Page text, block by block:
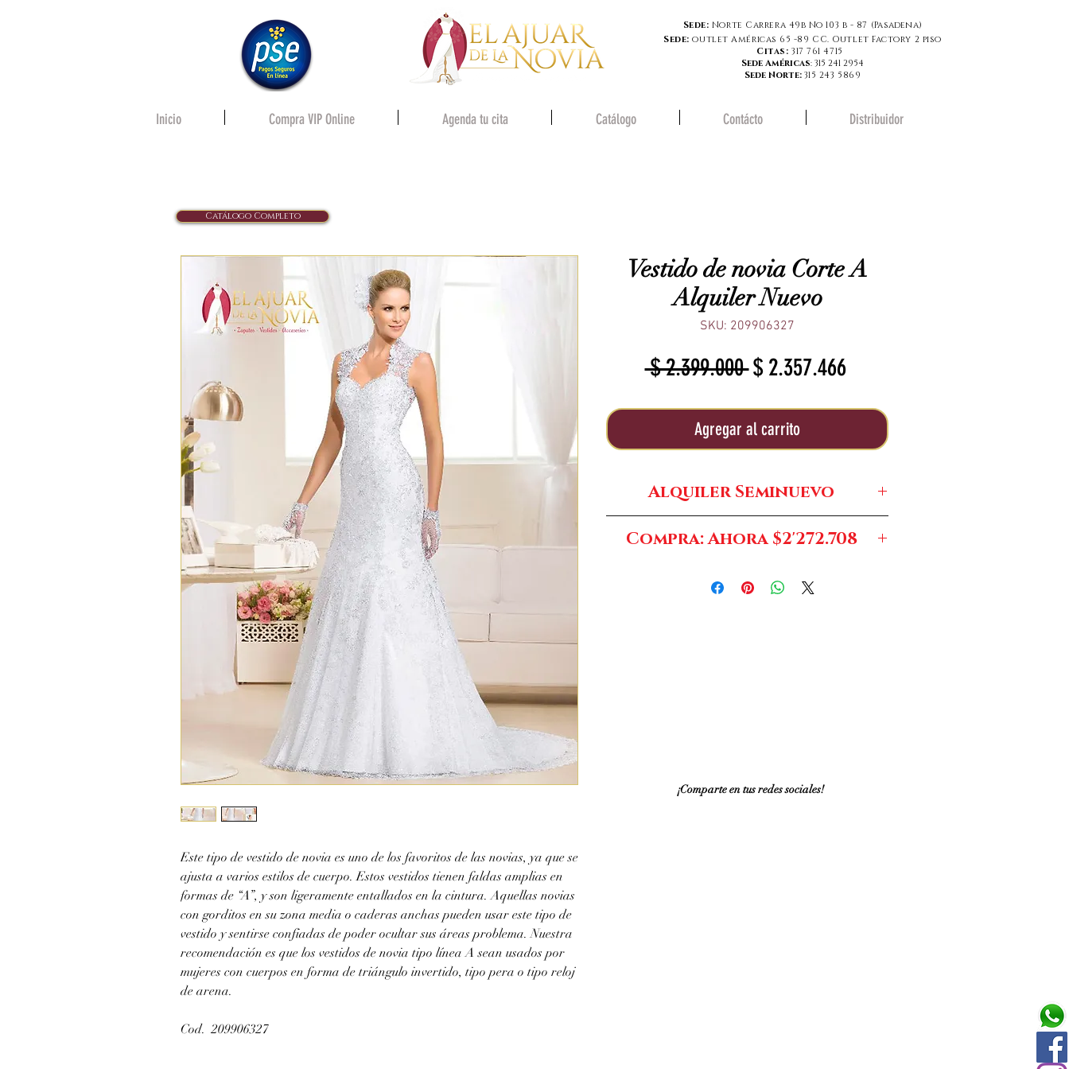
Sede: Norte Carrera 49b No 103 b - 87 (Pasadena)
Sede:outlet Américas 65 -89 CC. Outlet Factory 2 piso
Citas: 317 761 4715
Sede Américas: 315 241 2954
Sede Norte: 315 243 5869
Inicio Compra VIP Online Agenda tu cita Catálogo Contácto Distribuidor
Este tipo de vestido de novia es uno de los favoritos de las novias, ya que se
ajusta a varios estilos de cuerpo. Estos vestidos tienen faldas amplias en
formas de “A”, y son ligeramente entallados en la cintura. Aquellas novias
con gorditos en su zona media o caderas anchas pueden usar este tipo de
vestido y sentirse confiadas de poder ocultar sus áreas problema. Nuestra
recomendación es que los vestidos de novia tipo línea A sean usados por
mujeres con cuerpos en forma de triángulo invertido, tipo pera o tipo reloj
de arena.
Cod. 209906327
Vestido de novia Corte A
Alquiler Nuevo
SKU: 209906327
$ 2.399.000 Precio
$ 2.357.466Precio
oferta
Agregar al carrito
Alquiler Seminuevo
$1'199.000
Compra: Ahora $2'272.708
¡Comparte en tus redes sociales!
Catálogo Completo